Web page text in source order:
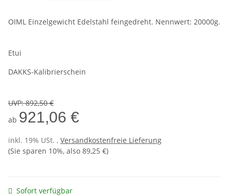
OIML Einzelgewicht Edelstahl feingedreht. Nennwert: 20000g.
Etui
DAKKS-Kalibrierschein
UVP:892,50 €
ab 921,06 €
inkl. 19% USt. , Versandkostenfreie Lieferung
(Sie sparen 10%, also 89,25 €)
Sofort verfügbar